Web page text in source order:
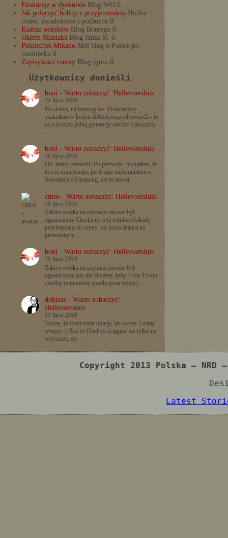
Ekskursje w dyskursie Blog WO 0
Jak połączyć hobby z przyjemnością Hobby
różne, kwadratowe i podłużne 0
Kuźnia obłoków Blog Boniego 0
Okiem Maniaka Blog Janka R. 0
Polnisches Mikado Mój blog o Polsce po
niemiecku 0
Zapisywacz rzeczy Blog igora 0
Użytkownicy donieśli
boni- Warto zobaczyć: Hellevoetsluis
31 lipca 2026
No dobra, na intencję św. Prokrastyny
znalazłem w końcu definitywną odpowiedź - to
są o jeszcze jedną generację starsze francuskie,
…
boni- Warto zobaczyć: Hellevoetsluis
30 lipca 2026
Ok, ładny research! Po pierwsze, myślałem, że
to coś mniejszego, po drugie zapomniałem o
Szwedach z Finspong, ale to nawet…
cmos- Warto zobaczyć: Hellevoetsluis
30 lipca 2026
Zakres wózka na szynach zawsze był
ograniczony Chodzi mi o tą solidną blokadę
przykręconą do szyny, nie pozwalającą na
przesunięcie…
boni- Warto zobaczyć: Hellevoetsluis
30 lipca 2026
Zakres wózka na szynach zawsze był
ograniczony (no nie chcemy, żeby 7 czy 15 ton
choćby minimalnie spadło poza szyny).…
dobiasz- Warto zobaczyć:
Hellevoetsluis
29 lipca 2026
Widzę, że Boni mnie ubiegł, ale swoje 3 centy
wtrącę ;-) Raz że Olędrzy ściągani nie tylko na
wybrzeże, ale…
Copyright 2013 Polska –
Latest